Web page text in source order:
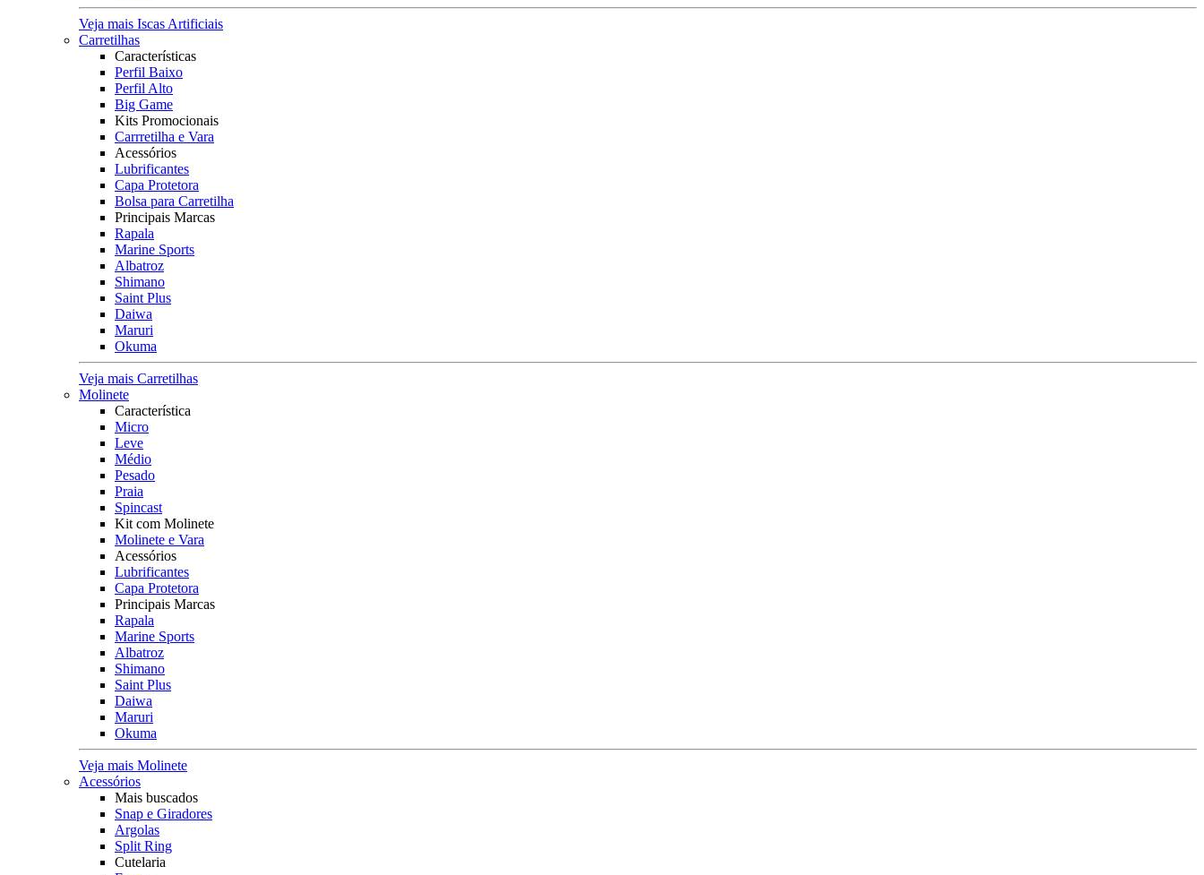
Veja mais Iscas Artificiais
Carretilhas
Características
Perfil Baixo
Perfil Alto
Big Game
Kits Promocionais
Carrretilha e Vara
Acessórios
Lubrificantes
Capa Protetora
Bolsa para Carretilha
Principais Marcas
Rapala
Marine Sports
Albatroz
Shimano
Saint Plus
Daiwa
Maruri
Okuma
Veja mais Carretilhas
Molinete
Característica
Micro
Leve
Médio
Pesado
Praia
Spincast
Kit com Molinete
Molinete e Vara
Acessórios
Lubrificantes
Capa Protetora
Principais Marcas
Rapala
Marine Sports
Albatroz
Shimano
Saint Plus
Daiwa
Maruri
Okuma
Veja mais Molinete
Acessórios
Mais buscados
Snap e Giradores
Argolas
Split Ring
Cutelaria